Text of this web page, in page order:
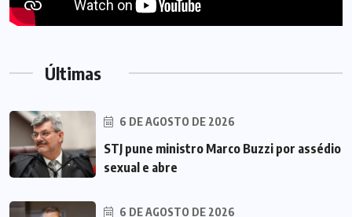
Últimas
6 DE AGOSTO DE 2026
STJ pune ministro Marco Buzzi por assédio
sexual e abre
6 DE AGOSTO DE 2026